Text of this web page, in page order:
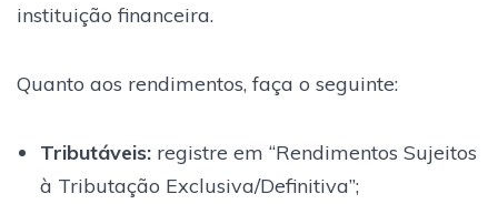
instituição financeira.
Quanto aos rendimentos, faça o seguinte:
Tributáveis:registre em “Rendimentos Sujeitos
à Tributação Exclusiva/Definitiva”;